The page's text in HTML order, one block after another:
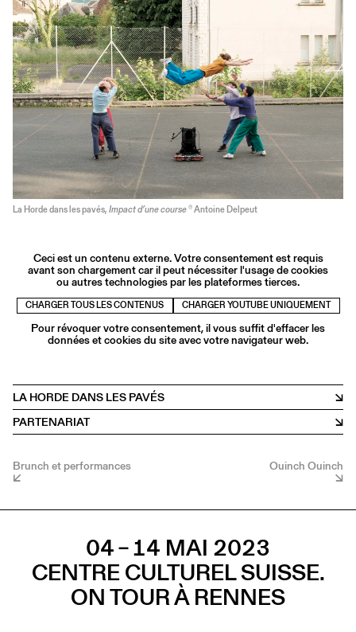
La Horde dans les pavés, Impact d’une course® Antoine Delpeut
Ceci est un contenu externe. Votre consentement est requis
avant son chargement car il peut nécessiter l'usage de cookies
ou autres technologies par les plateformes tierces.
CHARGER TOUS LES CONTENUS CHARGER YOUTUBE UNIQUEMENT
Pour révoquer votre consentement, il vous suffit d'effacer les
données et cookies du site avec votre navigateur web.
LA HORDE DANS LES PAVÉS
PARTENARIAT
Brunch et performances Ouinch Ouinch
04 – 14 MAI 2023
CENTRE CULTUREL SUISSE.
ON TOUR À RENNES